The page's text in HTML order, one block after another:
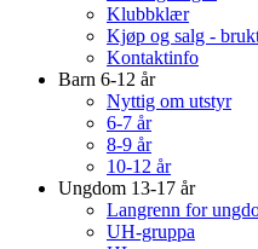
Klubbklær
Kjøp og salg -
Kontaktinfo
Barn 6-12 år
Nyttig om utstyr
6-7 år
8-9 år
10-12 år
Ungdom 13-17 år
Langrenn for
UH-gruppa